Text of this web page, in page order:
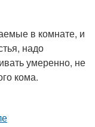
в комнате, и
надо
умеренно, не
кома.